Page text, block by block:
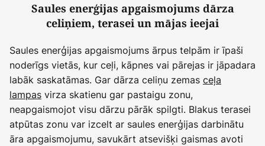
Saules enerģijas apgaismojums dārza
celiņiem, terasei un mājas ieejai
Saules enerģijas apgaismojums ārpus telpām ir īpaši
noderīgs vietās, kur ceļi, kāpnes vai pārejas ir jāpadara
labāk saskatāmas. Gar dārza celiņu zemas ceļa
lampas virza skatienu gar pastaigu zonu,
neapgaismojot visu dārzu pārāk spilgti. Blakus terasei
atpūtas zonu var izcelt ar saules enerģijas darbinātu
āra apgaismojumu, savukārt atsevišķi gaismas avoti